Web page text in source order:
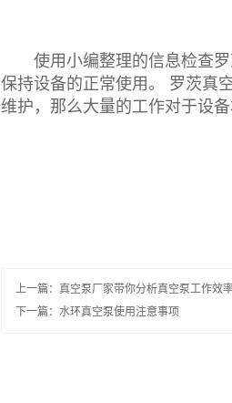
使用小编整理的信息检查罗
保持设备的正常使用。 罗茨真
维护，那么大量的工作对于设
上一篇： 真空泵厂家带你分析真空泵工作效
下一篇： 水环真空泵使用注意事项